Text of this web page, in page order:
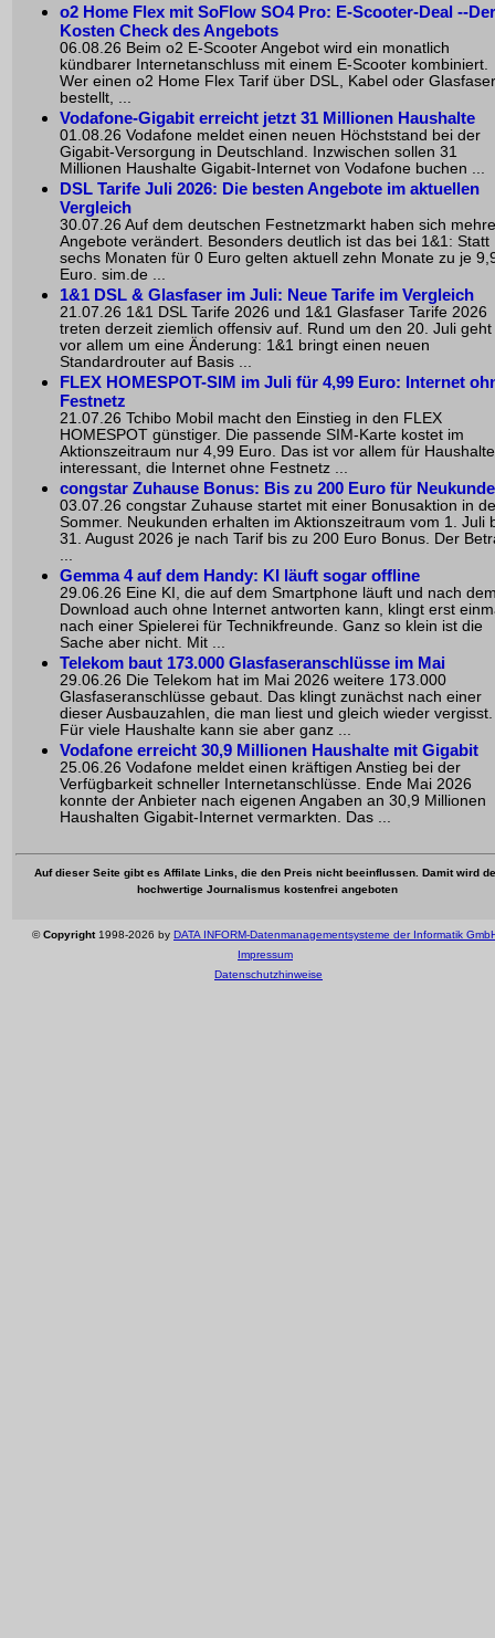
o2 Home Flex mit SoFlow SO4 Pro: E-Scooter-Deal --Der
Kosten Check des Angebots
06.08.26 Beim o2 E-Scooter Angebot wird ein monatlich
kündbarer Internetanschluss mit einem E-Scooter kombiniert.
Wer einen o2 Home Flex Tarif über DSL, Kabel oder Glasfaser
bestellt, ...
Vodafone-Gigabit erreicht jetzt 31 Millionen Haushalte
01.08.26 Vodafone meldet einen neuen Höchststand bei der
Gigabit-Versorgung in Deutschland. Inzwischen sollen 31
Millionen Haushalte Gigabit-Internet von Vodafone buchen ...
DSL Tarife Juli 2026: Die besten Angebote im aktuellen
Vergleich
30.07.26 Auf dem deutschen Festnetzmarkt haben sich
Angebote verändert. Besonders deutlich ist das bei 1&1: Statt
sechs Monaten für 0 Euro gelten aktuell zehn Monate zu je
Euro. sim.de ...
1&1 DSL & Glasfaser im Juli: Neue Tarife im Vergleich
21.07.26 1&1 DSL Tarife 2026 und 1&1 Glasfaser Tarife 2026
treten derzeit ziemlich offensiv auf. Rund um den 20. Juli geht
vor allem um eine Änderung: 1&1 bringt einen neuen
Standardrouter auf Basis ...
FLEX HOMESPOT-SIM im Juli für 4,99 Euro: Internet
Festnetz
21.07.26 Tchibo Mobil macht den Einstieg in den FLEX
HOMESPOT günstiger. Die passende SIM-Karte kostet im
Aktionszeitraum nur 4,99 Euro. Das ist vor allem für Haushalte
interessant, die Internet ohne Festnetz ...
congstar Zuhause Bonus: Bis zu 200 Euro für
03.07.26 congstar Zuhause startet mit einer Bonusaktion in
Sommer. Neukunden erhalten im Aktionszeitraum vom 1. Juli
31. August 2026 je nach Tarif bis zu 200 Euro Bonus. Der
Gemma 4 auf dem Handy: KI läuft sogar offline
29.06.26 Eine KI, die auf dem Smartphone läuft und nach
Download auch ohne Internet antworten kann, klingt erst
nach einer Spielerei für Technikfreunde. Ganz so klein ist die
Sache aber nicht. Mit ...
Telekom baut 173.000 Glasfaseranschlüsse im Mai
29.06.26 Die Telekom hat im Mai 2026 weitere 173.000
Glasfaseranschlüsse gebaut. Das klingt zunächst nach einer
dieser Ausbauzahlen, die man liest und gleich wieder vergisst.
Für viele Haushalte kann sie aber ganz ...
Vodafone erreicht 30,9 Millionen Haushalte mit Gigabit
25.06.26 Vodafone meldet einen kräftigen Anstieg bei der
Verfügbarkeit schneller Internetanschlüsse. Ende Mai 2026
konnte der Anbieter nach eigenen Angaben an 30,9 Millionen
Haushalten Gigabit-Internet vermarkten. Das ...
Auf dieser Seite gibt es Affilate Links, die den Preis nicht beeinflussen. Damit wird
hochwertige Journalismus kostenfrei angeboten
©Copyright1998-2026 by DATA INFORM-Datenmanagementsysteme der Informatik
Impressum
Datenschutzhinweise